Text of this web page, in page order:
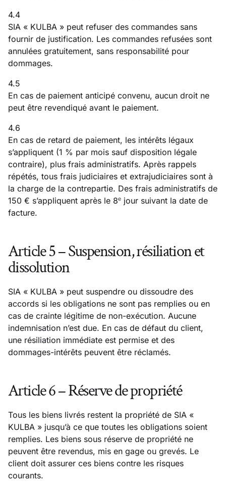
4.4
SIA « KULBA » peut refuser des commandes sans
fournir de justification. Les commandes refusées sont
annulées gratuitement, sans responsabilité pour
dommages.
4.5
En cas de paiement anticipé convenu, aucun droit ne
peut être revendiqué avant le paiement.
4.6
En cas de retard de paiement, les intérêts légaux
s’appliquent (1 % par mois sauf disposition légale
contraire), plus frais administratifs. Après rappels
répétés, tous frais judiciaires et extrajudiciaires sont à
la charge de la contrepartie. Des frais administratifs de
150 € s’appliquent après le 8ᵉ jour suivant la date de
facture.
Article 5 – Suspension, résiliation et
dissolution
SIA « KULBA » peut suspendre ou dissoudre des
accords si les obligations ne sont pas remplies ou en
cas de crainte légitime de non-exécution. Aucune
indemnisation n’est due. En cas de défaut du client,
une résiliation immédiate est permise et des
dommages-intérêts peuvent être réclamés.
Article 6 – Réserve de propriété
Tous les biens livrés restent la propriété de SIA «
KULBA » jusqu’à ce que toutes les obligations soient
remplies. Les biens sous réserve de propriété ne
peuvent être revendus, mis en gage ou grevés. Le
client doit assurer ces biens contre les risques
courants.